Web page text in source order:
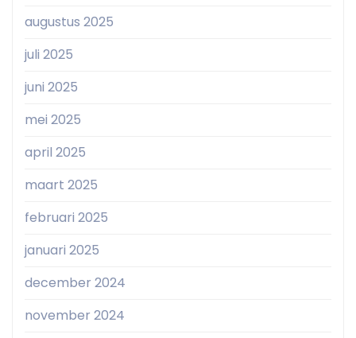
augustus 2025
juli 2025
juni 2025
mei 2025
april 2025
maart 2025
februari 2025
januari 2025
december 2024
november 2024